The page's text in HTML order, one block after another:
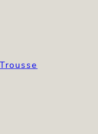
Trousse